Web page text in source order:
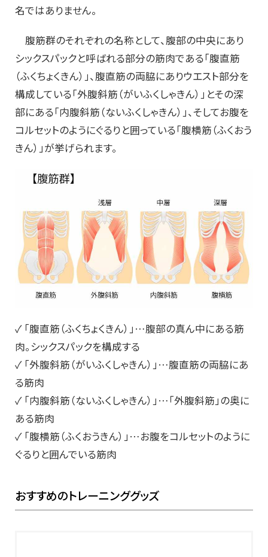
名ではありません。
腹筋群のそれぞれの名称として、腹部の中央にあり
シックスパックと呼ばれる部分の筋肉である「腹直筋
（ふくちょくきん）」、腹直筋の両脇にありウエスト部分を
構成している「外腹斜筋（がいふくしゃきん）」とその深
部にある「内腹斜筋（ないふくしゃきん）」、そしてお腹を
コルセットのようにぐるりと囲っている「腹横筋（ふくおう
きん）」が挙げられます。
✓ 「腹直筋（ふくちょくきん）」…腹部の真ん中にある筋
肉。シックスパックを構成する
✓ 「外腹斜筋（がいふくしゃきん）」…腹直筋の両脇にあ
る筋肉
✓ 「内腹斜筋（ないふくしゃきん）」…「外腹斜筋」の奥に
ある筋肉
✓ 「腹横筋（ふくおうきん）」…お腹をコルセットのように
ぐるりと囲んでいる筋肉
おすすめのトレーニンググッズ